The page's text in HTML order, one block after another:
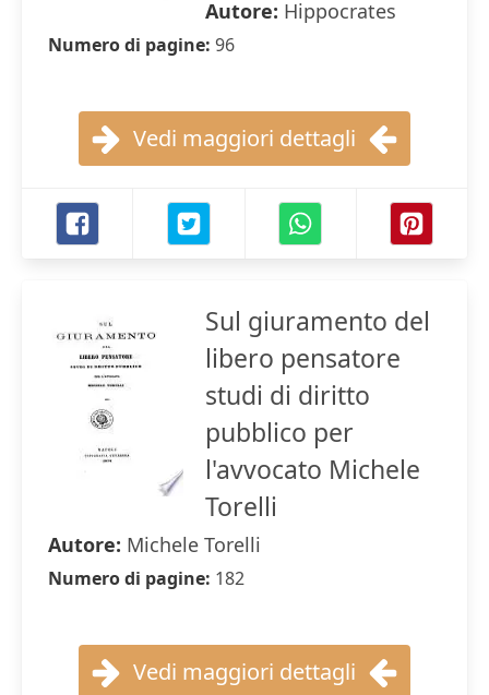
Autore: Hippocrates
Numero di pagine: 96
Vedi maggiori dettagli
Sul giuramento del
libero pensatore
studi di diritto
pubblico per
l'avvocato Michele
Torelli
Autore: Michele Torelli
Numero di pagine: 182
Vedi maggiori dettagli